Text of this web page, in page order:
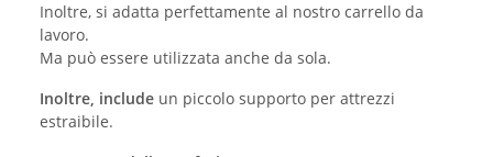
Inoltre, si adatta perfettamente al nostro carrello da
lavoro.
Ma può essere utilizzata anche da sola.
Inoltre, include un piccolo supporto per attrezzi
estraibile.